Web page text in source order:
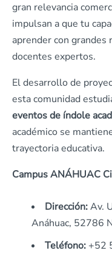
gran relevancia
impulsan a que tu
aprender con grandes
docentes expertos.
El desarrollo de
esta comunidad
eventos de índole
académico se
trayectoria educativa.
Campus ANÁHUAC
Dirección:Av.
Anáhuac, 52786
Teléfono: +52